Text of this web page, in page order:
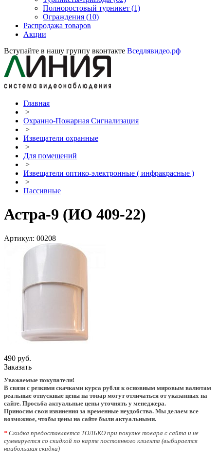
Полноростовый турникет (1)
Ограждения (10)
Распродажа товаров
Акции
Вступайте в нашу группу вконтакте Вседлявидео.рф
Главная
>
Охранно-Пожарная Сигнализация
>
Извещатели охранные
>
Для помещений
>
Извещатели оптико-электронные ( инфракрасные )
>
Пассивные
Астра-9 (ИО 409-22)
Артикул: 00208
490 руб.
Заказать
Уважаемые покупатели!
В связи с резкими скачками курса рубля к основным мировым валютам
реальные отпускные цены на товар могут отличаться от указанных на
сайте. Просьба актуальные цены уточнять у менеджера.
Приносим свои извинения за временные неудобства. Мы делаем все
возможное, чтобы цены на сайте были актуальными.
* Скидка предоставляется ТОЛЬКО при покупке товара с сайта и не
суммируется со скидкой по карте постоянного клиента (выбирается
наибольшая скидка)